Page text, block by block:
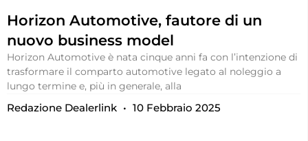
Horizon Automotive, fautore di un
nuovo business model
Horizon Automotive è nata cinque anni fa con l’intenzione di
trasformare il comparto automotive legato al noleggio a
lungo termine e, più in generale, alla
Redazione Dealerlink 10 Febbraio 2025